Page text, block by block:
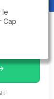
le
Cap